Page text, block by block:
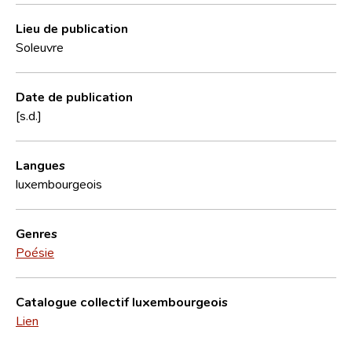
Lieu de publication
Soleuvre
Date de publication
[s.d.]
Langues
luxembourgeois
Genres
Poésie
Catalogue collectif luxembourgeois
Lien